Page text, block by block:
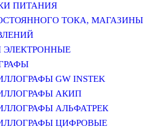
ПИТАНИЯ
ТОКА, МАГАЗИНЫ
ЭЛЕКТРОННЫЕ
GW INSTEK
АКИП
АЛЬФАТРЕК
ЦИФРОВЫЕ